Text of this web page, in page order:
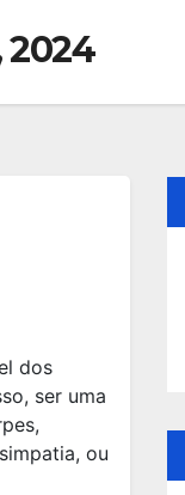
2024
dos
ser uma
ou